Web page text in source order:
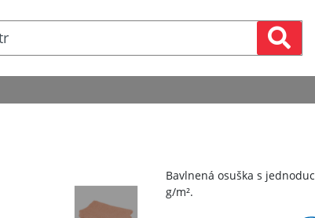
Bavlnená osuška s
g/m².